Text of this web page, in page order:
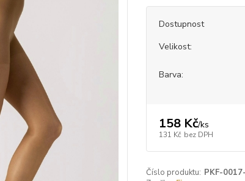
Dostupnost
Velikost:
Barva:
158 Kč/ks
131 Kč bez DPH
Číslo produktu: PKF-